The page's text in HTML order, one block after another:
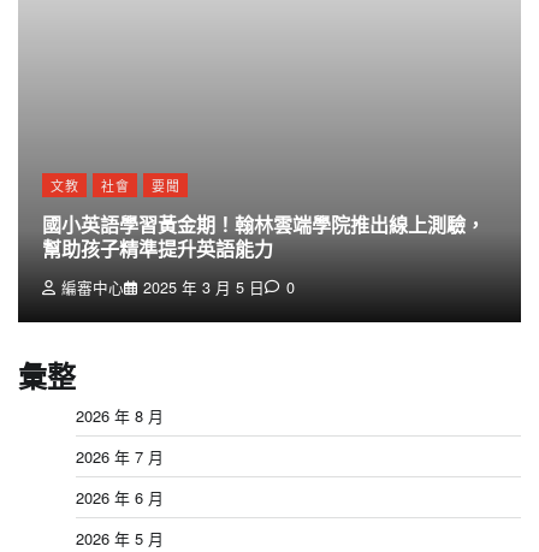
文教 社會 要聞
國小英語學習黃金期！翰林雲端學院推出線上測驗，
幫助孩子精準提升英語能力
編審中心 2025 年 3 月 5 日 0
彙整
2026 年 8 月
2026 年 7 月
2026 年 6 月
2026 年 5 月